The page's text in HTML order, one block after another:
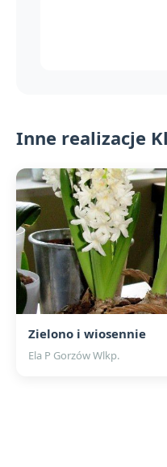
Inne realizacje
Zielono i wiosennie
Ela P Gorzów Wlkp.